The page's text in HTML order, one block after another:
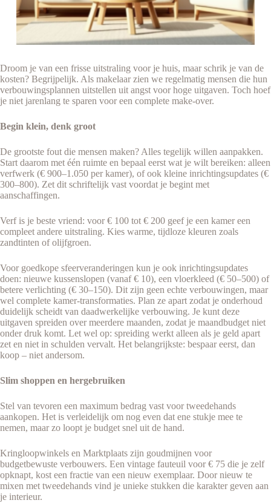
Droom je van een frisse uitstraling voor je huis, maar schrik je van de
kosten? Begrijpelijk. Als makelaar zien we regelmatig mensen die hun
verbouwingsplannen uitstellen uit angst voor hoge uitgaven. Toch hoef
je niet jarenlang te sparen voor een complete make-over.
Begin klein, denk groot
De grootste fout die mensen maken? Alles tegelijk willen aanpakken.
Start daarom met één ruimte en bepaal eerst wat je wilt bereiken: alleen
verfwerk (€ 900–1.050 per kamer), of ook kleine inrichtingsupdates (€
300–800). Zet dit schriftelijk vast voordat je begint met
aanschaffingen.
Verf is je beste vriend: voor € 100 tot € 200 geef je een kamer een
compleet andere uitstraling. Kies warme, tijdloze kleuren zoals
zandtinten of olijfgroen.
Voor goedkope sfeerveranderingen kun je ook inrichtingsupdates
doen: nieuwe kussenslopen (vanaf € 10), een vloerkleed (€ 50–500) of
betere verlichting (€ 30–150). Dit zijn geen echte verbouwingen, maar
wel complete kamer-transformaties. Plan ze apart zodat je onderhoud
duidelijk scheidt van daadwerkelijke verbouwing. Je kunt deze
uitgaven spreiden over meerdere maanden, zodat je maandbudget niet
onder druk komt. Let wel op: spreiding werkt alleen als je geld apart
zet en niet in schulden vervalt. Het belangrijkste: bespaar eerst, dan
koop – niet andersom.
Slim shoppen en hergebruiken
Stel van tevoren een maximum bedrag vast voor tweedehands
aankopen. Het is verleidelijk om nog even dat ene stukje mee te
nemen, maar zo loopt je budget snel uit de hand.
Kringloopwinkels en Marktplaats zijn goudmijnen voor
budgetbewuste verbouwers. Een vintage fauteuil voor € 75 die je zelf
opknapt, kost een fractie van een nieuw exemplaar. Door nieuw te
mixen met tweedehands vind je unieke stukken die karakter geven aan
je interieur.